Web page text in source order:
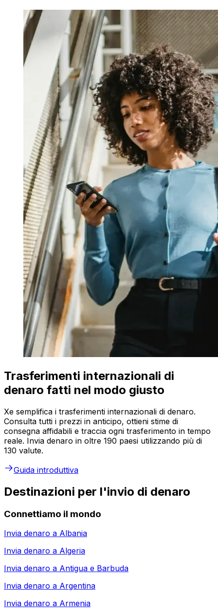
Trasferimenti internazionali di
denaro fatti nel modo giusto
Xe semplifica i trasferimenti internazionali di denaro.
Consulta tutti i prezzi in anticipo, ottieni stime di
consegna affidabili e traccia ogni trasferimento in tempo
reale. Invia denaro in oltre 190 paesi utilizzando più di
130 valute.
Guida introduttiva
Destinazioni per l'invio di denaro
Connettiamo il mondo
Invia denaro a Albania
Invia denaro a Algeria
Invia denaro a Antigua e Barbuda
Invia denaro a Argentina
Invia denaro a Armenia